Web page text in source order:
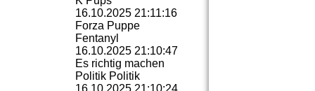
16.10.2025 21:11:16
Forza Puppe
Fentanyl
16.10.2025 21:10:47
Es richtig machen
Politik Politik
16.10.2025 21:10:24